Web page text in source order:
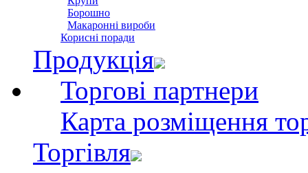
Борошно
Макаронні вироби
Корисні поради
Продукція
Торгові партнери
Карта розміщення
Торгівля